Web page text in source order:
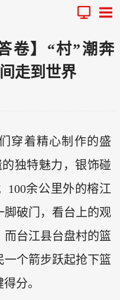
卷】“村”潮奔
走到世界
穿着精心制作的盛
独特魅力，银饰碰
100余公里外的榕江
脚破门，看台上的观
台江县台盘村的篮
个箭步跃起抢下篮
分。